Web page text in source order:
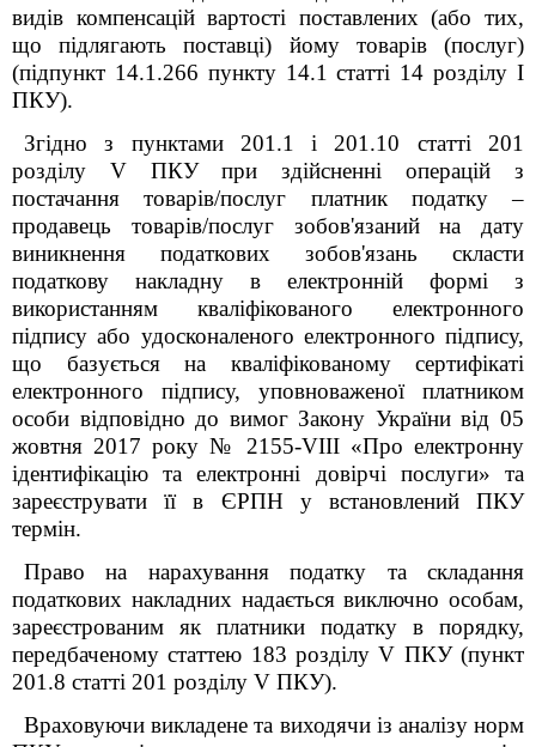
видів компенсацій вартості поставлених (або тих,
що підлягають поставці) йому товарів (послуг)
(підпункт 14.1.266 пункту 14.1 статті 14 розділу І
ПКУ).
Згідно з пунктами 201.1 і 201.10 статті 201
розділу V ПКУ при здійсненні операцій з
постачання товарів/послуг платник податку –
продавець товарів/послуг зобов'язаний на дату
виникнення податкових зобов'язань скласти
податкову накладну в електронній формі з
використанням кваліфікованого електронного
підпису або удосконаленого електронного підпису,
що базується на кваліфікованому сертифікаті
електронного підпису, уповноваженої платником
особи відповідно до вимог Закону України від 05
жовтня 2017 року № 2155-VIII «Про електронну
ідентифікацію та електронні довірчі послуги» та
зареєструвати її в ЄРПН у встановлений ПКУ
термін.
Право на нарахування податку та складання
податкових накладних надається виключно особам,
зареєстрованим як платники податку в порядку,
передбаченому статтею 183 розділу V ПКУ (пункт
201.8 статті 201 розділу V ПКУ).
Враховуючи викладене та виходячи із аналізу норм